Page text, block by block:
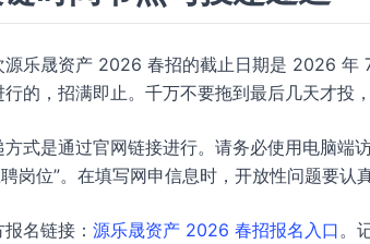
源乐晟资产 2026 春招的截止日期是 2026 年
行的，招满即止。千万不要拖到最后几天才投
方式是通过官网链接进行。请务必使用电脑端
岗位”。在填写网申信息时，开放性问题要认
名链接： 源乐晟资产 2026 春招报名入口。